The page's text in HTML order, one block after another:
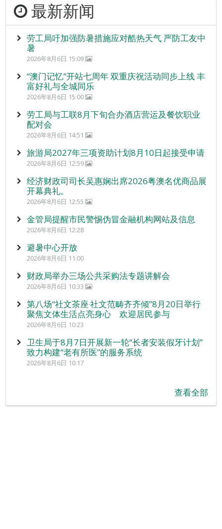
最新新闻
劳工局吁加强防暑措施应对酷热天气 严防工友中
暑
2026年8月6日 15:09
“澳门记忆”开站七周年 双重庆祝活动同步上线 丰
富好礼与全城同乐
2026年8月6日 15:00
劳工局与工联8月下旬合办酒店营运及餐饮职业
配对会
2026年8月6日 14:51
旅游局2027年三项资助计划8月10日起接受申请
2026年8月6日 12:59
经济财政司司长吴惠娴出席2026粤澳名优商品展
开幕典礼。
2026年8月6日 12:55
金管局提醒市民警惕伪冒金融机构网站及信息
2026年8月6日 12:28
避暑中心开放
2026年8月6日 11:00
财政局举办三场公共采购法专题讲解会
2026年8月6日 10:33
第八场“社文茶座‧社文范畴齐齐倾”8月20日举行
聚焦文体生活点亮身心 欢迎居民参与
2026年8月6日 10:23
卫生局于8月7日开展新一轮“长者安装假牙计划”
致力构建“老有所医”的服务系统
2026年8月6日 10:17
查看全部